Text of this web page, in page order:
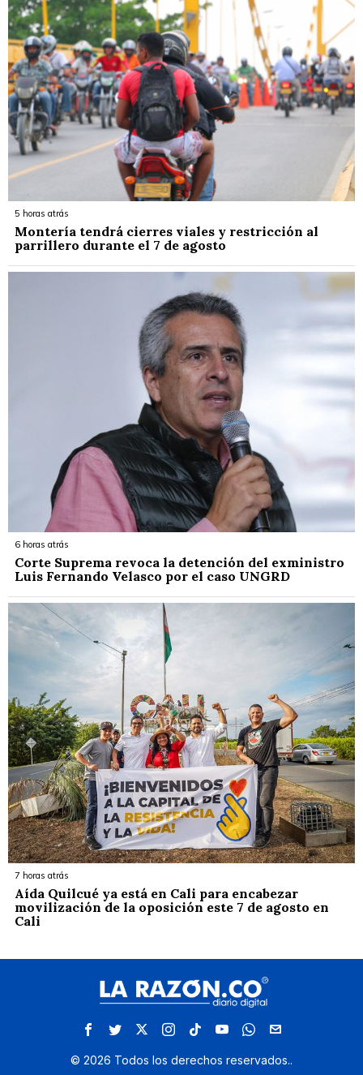
5 horas atrás
Montería tendrá cierres viales y restricción al
parrillero durante el 7 de agosto
6 horas atrás
Corte Suprema revoca la detención del exministro
Luis Fernando Velasco por el caso UNGRD
7 horas atrás
Aída Quilcué ya está en Cali para encabezar
movilización de la oposición este 7 de agosto en
Cali
© 2026 Todos los derechos reservados..